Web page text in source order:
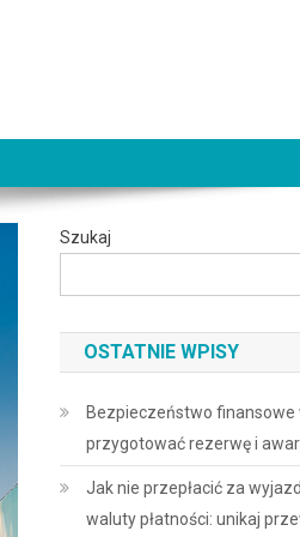
Szukaj
OSTATNIE WPISY
Bezpieczeństwo finansowe
przygotować rezerwę i
Jak nie przepłacić za
waluty płatności: unikaj